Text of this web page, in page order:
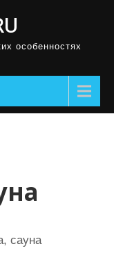
особенностях
сауна